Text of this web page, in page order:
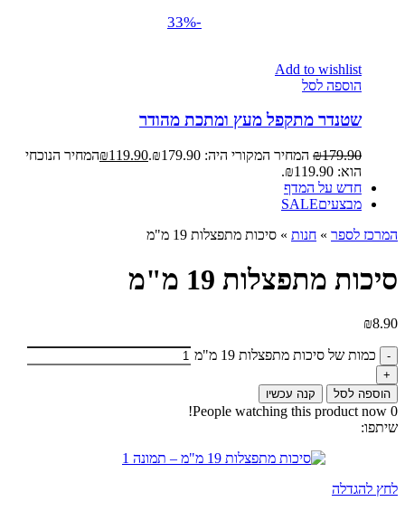
-33%
Add to wishlist
הוספה לסל
שטנדר מתקפל מעץ ומתכת מהודר
₪179.90 המחיר המקורי היה: ₪179.90. ₪119.90
המחיר הנוכחי
הוא: ₪119.90.
חדש על המדף
מבצעיםSALE
המרכז לספר » חנות » סיכות מתפצלות 19 מ"מ
סיכות מתפצלות 19 מ"מ
₪8.90
כמות של סיכות מתפצלות 19 מ"מ
הוספה לסל קנה עכשיו
0
People watching this product now!
שיתפו:
לחץ להגדלה